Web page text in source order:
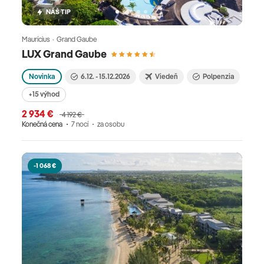
NÁŠ TIP
LUX Grand Gaube
Maurícius · Grand Gaube
Novinka 6.12. - 15.12.2026 Viedeň Polpenzia
+15 výhod
2 934 €
4 192 €
Konečná cena
7 nocí za osobu
-1 068 €